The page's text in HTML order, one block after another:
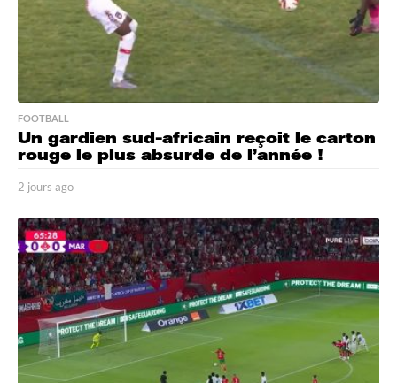
FOOTBALL
Un gardien sud-africain reçoit le carton
rouge le plus absurde de l’année !
2 jours ago
o
u
r
s
a
g
o